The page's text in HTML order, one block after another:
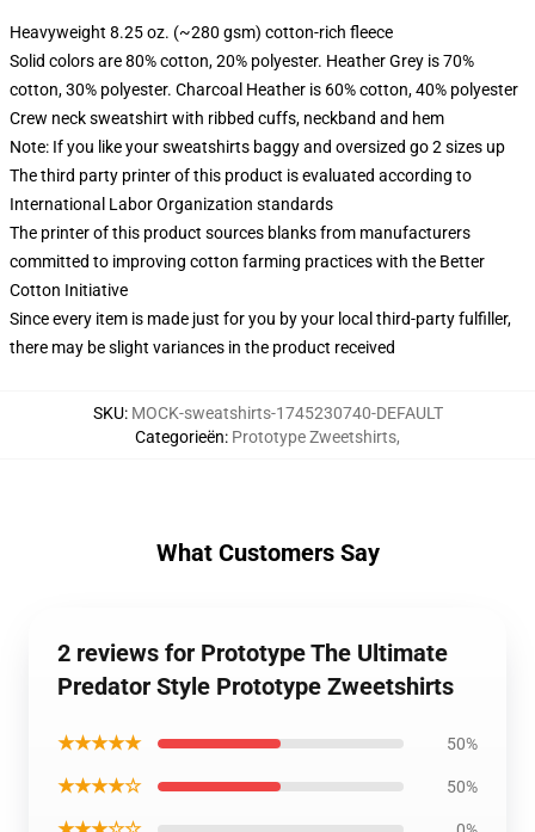
Heavyweight 8.25 oz. (~280 gsm) cotton-rich fleece
Solid colors are 80% cotton, 20% polyester. Heather Grey is 70%
cotton, 30% polyester. Charcoal Heather is 60% cotton, 40% polyester
Crew neck sweatshirt with ribbed cuffs, neckband and hem
Note: If you like your sweatshirts baggy and oversized go 2 sizes up
The third party printer of this product is evaluated according to
International Labor Organization standards
The printer of this product sources blanks from manufacturers
committed to improving cotton farming practices with the Better
Cotton Initiative
Since every item is made just for you by your local third-party fulfiller,
there may be slight variances in the product received
SKU: MOCK-sweatshirts-1745230740-DEFAULT
Categorieën: Prototype Zweetshirts,
What Customers Say
2 reviews for Prototype The Ultimate
Predator Style Prototype Zweetshirts
★★★★★ 50%
★★★★☆ 50%